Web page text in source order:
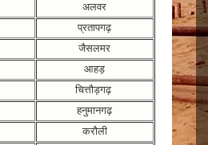
अलवर
प्रतापगढ़
जैसलमर
आहड़
चित्तौड़गढ़
हनुमानगढ़
करौली